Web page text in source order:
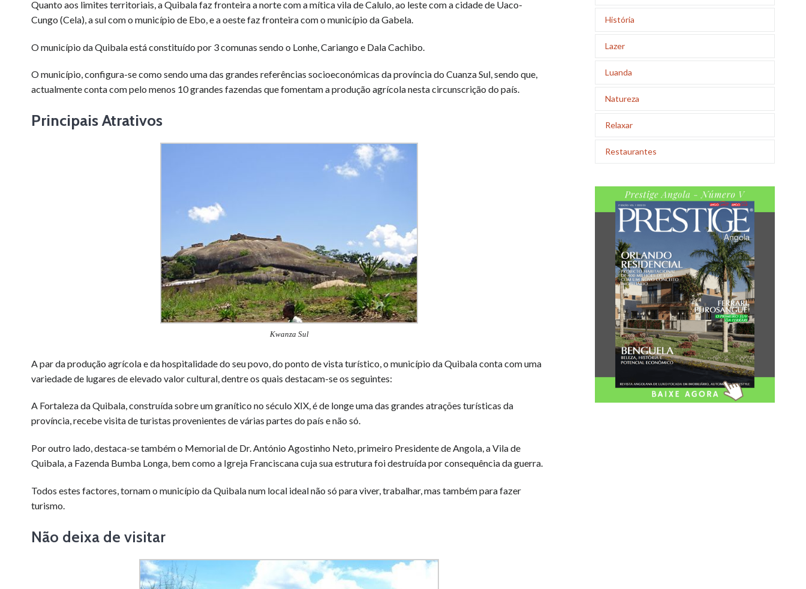
Quanto aos limites territoriais, a Quibala faz fronteira a norte com a mítica vila de Calulo, ao leste com a cidade de Uaco-
Cungo (Cela), a sul com o município de Ebo, e a oeste faz fronteira com o município da Gabela.
O município da Quibala está constituído por 3 comunas sendo o Lonhe, Cariango e Dala Cachibo.
O município, configura-se como sendo uma das grandes referências socioeconómicas da província do Cuanza Sul, sendo que,
actualmente conta com pelo menos 10 grandes fazendas que fomentam a produção agrícola nesta circunscrição do país.
Principais Atrativos
Kwanza Sul
A par da produção agrícola e da hospitalidade do seu povo, do ponto de vista turístico, o município da Quibala conta com uma
variedade de lugares de elevado valor cultural, dentre os quais destacam-se os seguintes:
A Fortaleza da Quibala, construída sobre um granítico no século XIX, é de longe uma das grandes atrações turísticas da
província, recebe visita de turistas provenientes de várias partes do país e não só.
Por outro lado, destaca-se também o Memorial de Dr. António Agostinho Neto, primeiro Presidente de Angola, a Vila de
Quibala, a Fazenda Bumba Longa, bem como a Igreja Franciscana cuja sua estrutura foi destruída por consequência da guerra.
Todos estes factores, tornam o município da Quibala num local ideal não só para viver, trabalhar, mas também para fazer
turismo.
Não deixa de visitar
História
Lazer
Luanda
Natureza
Relaxar
Restaurantes